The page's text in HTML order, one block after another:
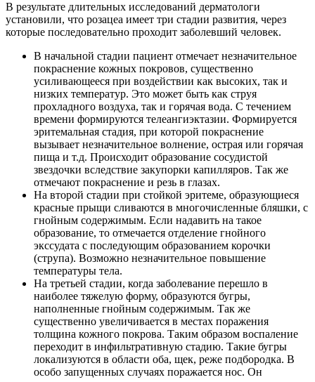
В результате длительных исследований дерматологи
установили, что розацеа имеет три стадии развития, через
которые последовательно проходит заболевший человек.
В начальной стадии пациент отмечает незначительное
покраснение кожных покровов, существенно
усиливающееся при воздействии как высоких, так и
низких температур. Это может быть как струя
прохладного воздуха, так и горячая вода. С течением
времени формируются телеангиэктазии. Формируется
эритемальная стадия, при которой покраснение
вызывает незначительное волнение, острая или горячая
пища и т.д. Происходит образование сосудистой
звездочки вследствие закупорки капилляров. Так же
отмечают покраснение и резь в глазах.
На второй стадии при стойкой эритеме, образующиеся
красные прыщи сливаются в многочисленные бляшки, с
гнойным содержимым. Если надавить на такое
образование, то отмечается отделение гнойного
экссудата с последующим образованием корочки
(струпа). Возможно незначительное повышение
температуры тела.
На третьей стадии, когда заболевание перешло в
наиболее тяжелую форму, образуются бугры,
наполненные гнойным содержимым. Так же
существенно увеличивается в местах поражения
толщина кожного покрова. Таким образом воспаление
переходит в инфильтративную стадию. Такие бугры
локализуются в области оба, щек, реже подбородка. В
особо запущенных случаях поражается нос. Он